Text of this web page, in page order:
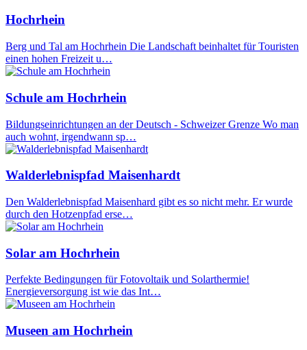
Hochrhein
Berg und Tal am Hochrhein Die Landschaft beinhaltet für Touristen
einen hohen Freizeit u…
Schule am Hochrhein
Bildungseinrichtungen an der Deutsch - Schweizer Grenze Wo man
auch wohnt, irgendwann sp…
Walderlebnispfad Maisenhardt
Den Walderlebnispfad Maisenhard gibt es so nicht mehr. Er wurde
durch den Hotzenpfad erse…
Solar am Hochrhein
Perfekte Bedingungen für Fotovoltaik und Solarthermie!
Energieversorgung ist wie das Int…
Museen am Hochrhein